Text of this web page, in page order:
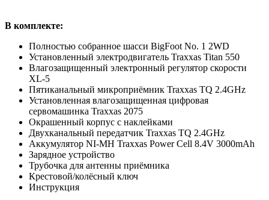
В комплекте:
Полностью собранное шасси BigFoot No. 1 2WD
Установленный электродвигатель Traxxas Titan 550
Влагозащищенный электронный регулятор скорости
XL-5
Пятиканальный микроприёмник Traxxas TQ 2.4GHz
Установленная влагозащищенная цифровая
сервомашинка Traxxas 2075
Окрашенный корпус с наклейками
Двухканальный передатчик Traxxas TQ 2.4GHz
Аккумулятор NI-MH Traxxas Power Cell 8.4V 3000mAh
Зарядное устройство
Трубочка для антенны приёмника
Крестовой/колёсный ключ
Инструкция